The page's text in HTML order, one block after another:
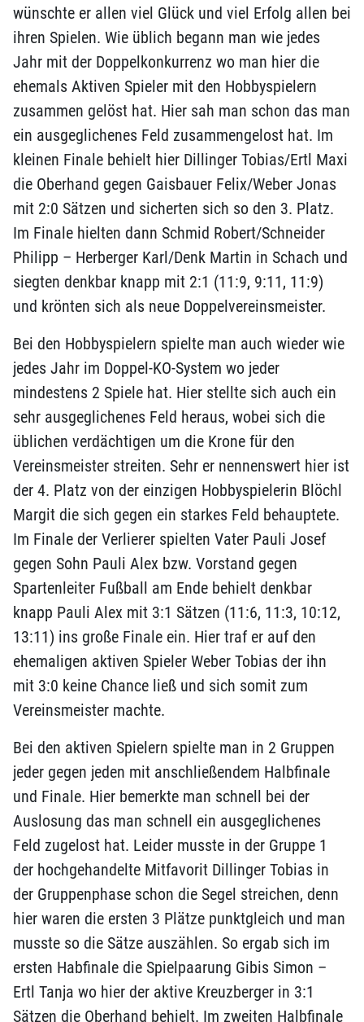
wünschte er allen viel Glück und viel Erfolg allen bei
ihren Spielen. Wie üblich begann man wie jedes
Jahr mit der Doppelkonkurrenz wo man hier die
ehemals Aktiven Spieler mit den Hobbyspielern
zusammen gelöst hat. Hier sah man schon das man
ein ausgeglichenes Feld zusammengelost hat. Im
kleinen Finale behielt hier Dillinger Tobias/Ertl Maxi
die Oberhand gegen Gaisbauer Felix/Weber Jonas
mit 2:0 Sätzen und sicherten sich so den 3. Platz.
Im Finale hielten dann Schmid Robert/Schneider
Philipp – Herberger Karl/Denk Martin in Schach und
siegten denkbar knapp mit 2:1 (11:9, 9:11, 11:9)
und krönten sich als neue Doppelvereinsmeister.
Bei den Hobbyspielern spielte man auch wieder wie
jedes Jahr im Doppel-KO-System wo jeder
mindestens 2 Spiele hat. Hier stellte sich auch ein
sehr ausgeglichenes Feld heraus, wobei sich die
üblichen verdächtigen um die Krone für den
Vereinsmeister streiten. Sehr er nennenswert hier ist
der 4. Platz von der einzigen Hobbyspielerin Blöchl
Margit die sich gegen ein starkes Feld behauptete.
Im Finale der Verlierer spielten Vater Pauli Josef
gegen Sohn Pauli Alex bzw. Vorstand gegen
Spartenleiter Fußball am Ende behielt denkbar
knapp Pauli Alex mit 3:1 Sätzen (11:6, 11:3, 10:12,
13:11) ins große Finale ein. Hier traf er auf den
ehemaligen aktiven Spieler Weber Tobias der ihn
mit 3:0 keine Chance ließ und sich somit zum
Vereinsmeister machte.
Bei den aktiven Spielern spielte man in 2 Gruppen
jeder gegen jeden mit anschließendem Halbfinale
und Finale. Hier bemerkte man schnell bei der
Auslosung das man schnell ein ausgeglichenes
Feld zugelost hat. Leider musste in der Gruppe 1
der hochgehandelte Mitfavorit Dillinger Tobias in
der Gruppenphase schon die Segel streichen, denn
hier waren die ersten 3 Plätze punktgleich und man
musste so die Sätze auszählen. So ergab sich im
ersten Habfinale die Spielpaarung Gibis Simon –
Ertl Tanja wo hier der aktive Kreuzberger in 3:1
Sätzen die Oberhand behielt. Im zweiten Halbfinale